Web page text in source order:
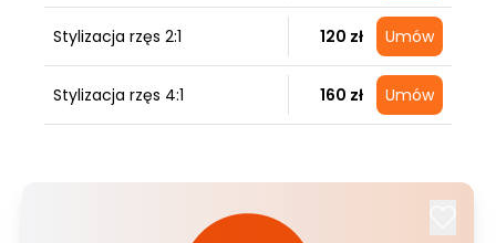
Stylizacja rzęs 2:1 120 zł Umów
Stylizacja rzęs 4:1 160 zł Umów